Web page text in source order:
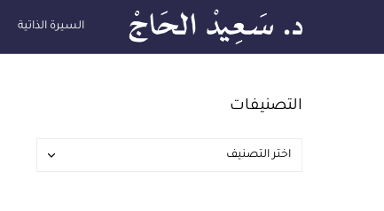
السيرة الذاتية
التصنيفات